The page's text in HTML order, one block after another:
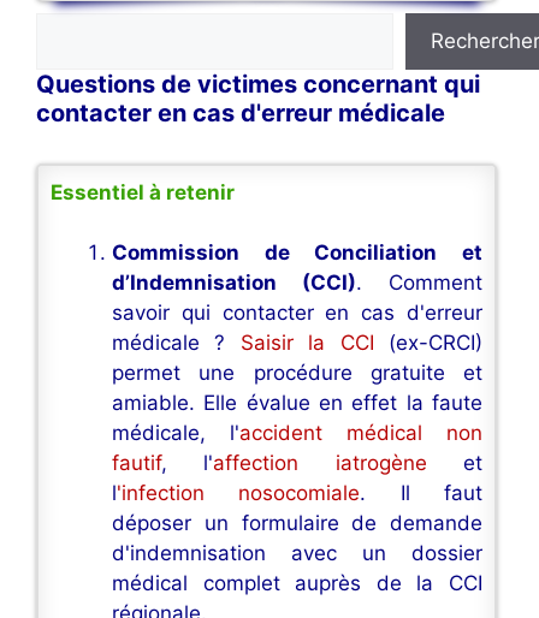
Rechercher
Questions de victimes concernant qui
contacter en cas d'erreur médicale
Essentiel à retenir
Commission de Conciliation et
d’Indemnisation (CCI). Comment
savoir qui contacter en cas d'erreur
médicale ? Saisir la CCI (ex-CRCI)
permet une procédure gratuite et
amiable. Elle évalue en effet la faute
médicale, l'accident médical non
fautif, l'affection iatrogène et
l'infection nosocomiale. Il faut
déposer un formulaire de demande
d'indemnisation avec un dossier
médical complet auprès de la CCI